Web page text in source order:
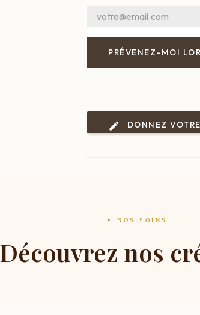
PRÉVENEZ-MOI
DONNEZ
✦ NOS SOINS
Découvrez nos